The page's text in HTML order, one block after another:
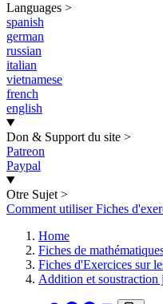
Languages >
spanish
german
russian
italian
vietnamese
french
english
Don & Support du site >
Patreon
Paypal
Otre Sujet >
Comment utiliser Fiches
Home
Fiches de
Fiches d'Exercices sur
Addition et soustraction